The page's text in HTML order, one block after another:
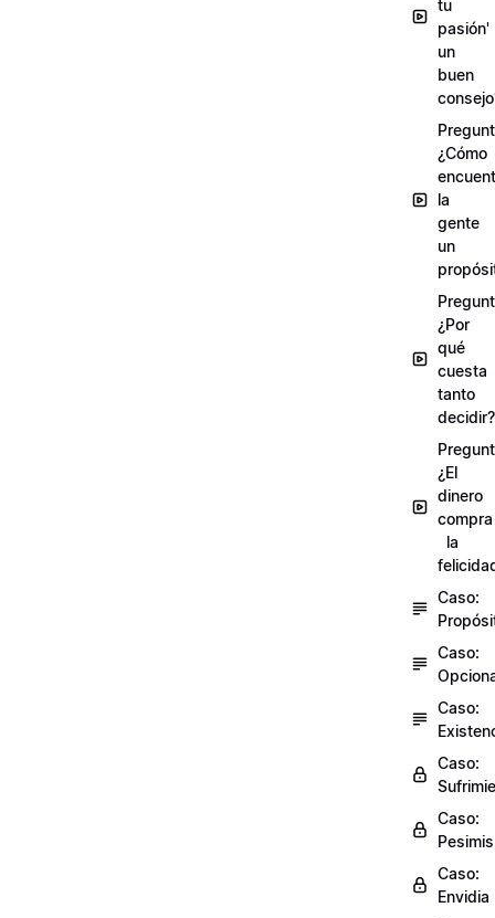
tu
pasión'
un
buen
¿Cómo
la
gente
un
¿Por
qué
cuesta
tanto
decidir?
¿El
dinero
compra
la
Caso:
Caso:
Caso:
Caso:
Caso:
Caso:
Envidia